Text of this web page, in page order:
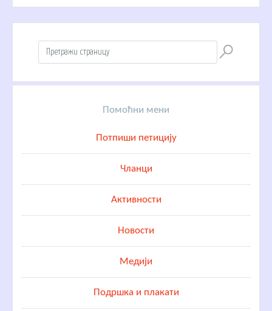
Помоћни мени
Потпиши петицију
Чланци
Активности
Новости
Медији
Подршка и плакати